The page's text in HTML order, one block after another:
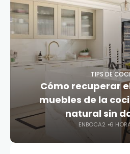
TIPS DE
Cómo recuperar
muebles de la
natural sin
ENBOCA2 6